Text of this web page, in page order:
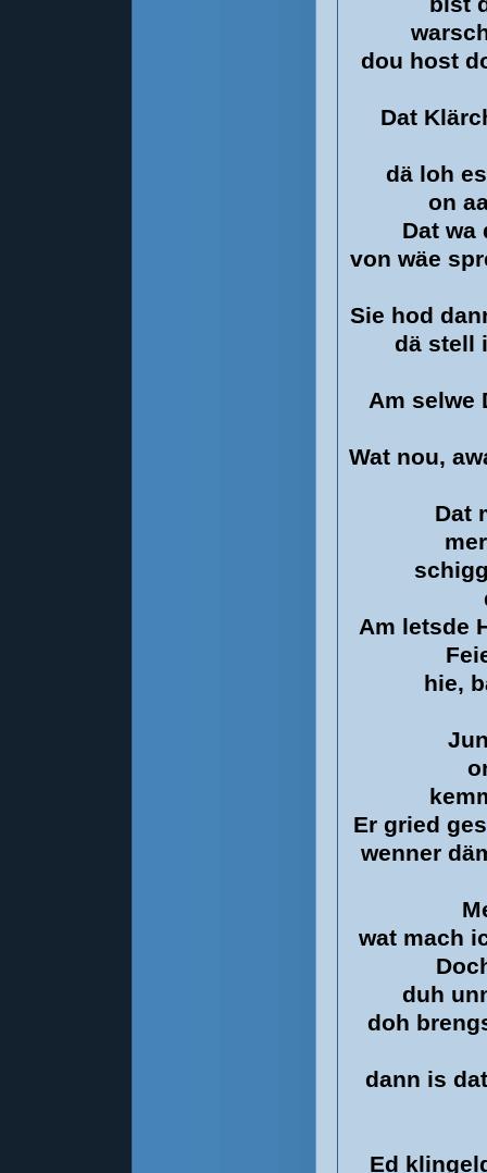
dou host
Dat
dä loh
on
Dat wa
von wäe
Sie hod
dä stell
Am selwe
Wat nou,
Dat
Am letsde
hie,
Er gried
wenner
wat mach
duh
doh
dann is
Ed